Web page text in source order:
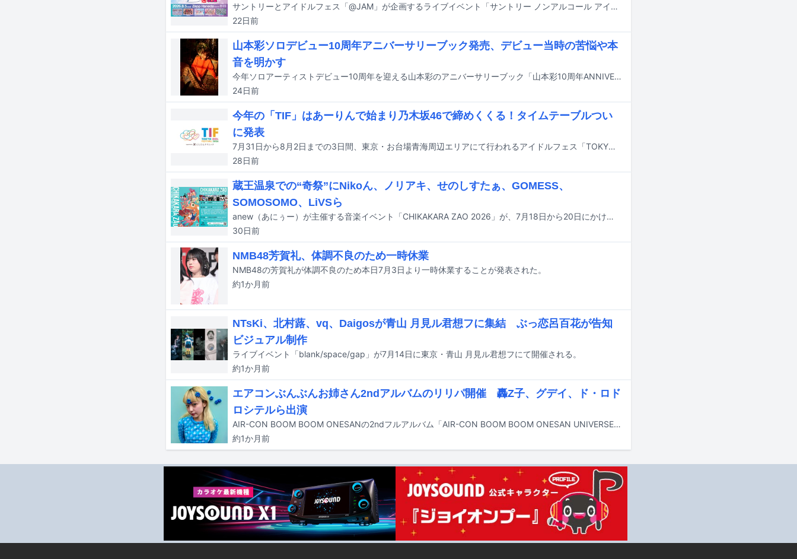
サントリーとアイドルフェス「@JAM」が企画するライブイベント「サントリー ノンアルコール アイドルパーティー Vol.0 Produced by @JAM」が、8月5日に東京・Zepp Haneda（TOKYO）で開催される。
22日前
山本彩ソロデビュー10周年アニバーサリーブック発売、デビュー当時の苦悩や本
音を明かす
今年ソロアーティストデビュー10周年を迎える山本彩のアニバーサリーブック「山本彩10周年ANNIVERSARY BOOK（仮）」が9月24日にワニブックスから発売される。
24日前
今年の「TIF」はあーりんで始まり乃木坂46で締めくくる！タイムテーブルつい
に発表
7月31日から8月2日までの3日間、東京・お台場青海周辺エリアにて行われるアイドルフェス「TOKYO IDOL FESTIVAL 2026 supported by にしたんクリニック」のタイムテーブルが発表された。
28日前
蔵王温泉での“奇祭”にNikoん、ノリアキ、せのしすたぁ、GOMESS、
SOMOSOMO、LiVSら
anew（あにぅー）が主催する音楽イベント「CHIKAKARA ZAO 2026」が、7月18日から20日にかけて山形・蔵王温泉タキヤマスタヂヲとジンギスカンロッヂで開催される。
30日前
NMB48芳賀礼、体調不良のため一時休業
NMB48の芳賀礼が体調不良のため本日7月3日より一時休業することが発表された。
約1か月前
NTsKi、北村蕗、vq、Daigosが青山 月見ル君想フに集結 ぶっ恋呂百花が告知
ビジュアル制作
ライブイベント「blank/space/gap」が7月14日に東京・青山 月見ル君想フにて開催される。
約1か月前
エアコンぶんぶんお姉さん2ndアルバムのリリパ開催 轟Z子、グデイ、ド・ロド
ロシテルら出演
AIR-CON BOOM BOOM ONESANの2ndフルアルバム「AIR-CON BOOM BOOM ONESAN UNIVERSE」のリリースを記念したイベントが、7月16日に東京・阿佐ヶ谷ロフトAで開催される。
約1か月前